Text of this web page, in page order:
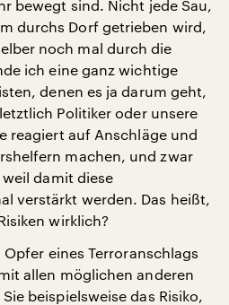
bewegt sind. Nicht jede Sau,
durchs Dorf getrieben wird,
noch mal durch die
ich eine ganz wichtige
denen es ja darum geht,
Politiker oder unsere
reagiert auf Anschläge und
machen, und zwar
damit diese
verstärkt werden. Das heißt,
wirklich?
eines Terroranschlags
allen möglichen anderen
beispielsweise das Risiko,